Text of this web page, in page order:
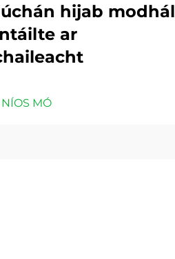
hijab modhál
ar
MÓ